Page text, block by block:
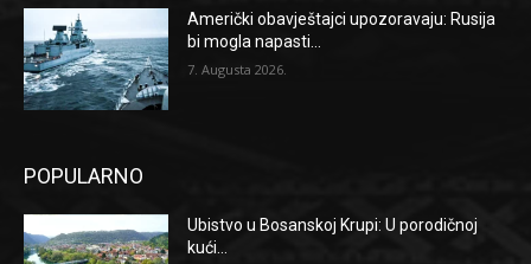
Američki obavještajci upozoravaju: Rusija
bi mogla napasti...
7. Augusta 2026.
POPULARNO
Ubistvo u Bosanskoj Krupi: U porodičnoj
kući...